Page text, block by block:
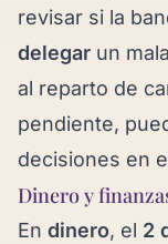
revisar si la
delegar un
al reparto de
pendiente,
decisiones en
Dinero y
En dinero, el 2